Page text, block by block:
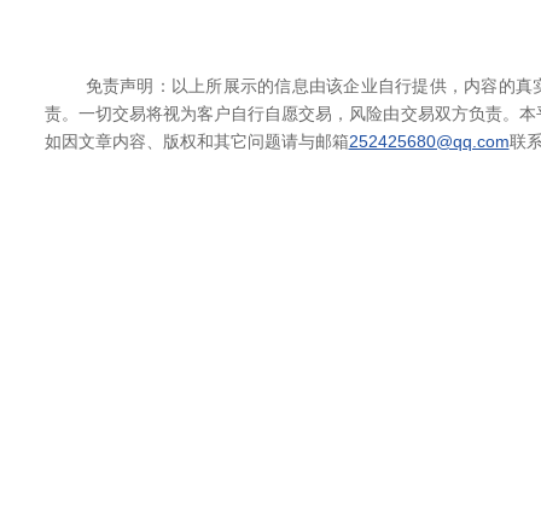
免责声明：以上所展示的信息由该企业自行提供，内容的真
责。一切交易将视为客户自行自愿交易，风险由交易双方负责。
如因文章内容、版权和其它问题请与邮箱252425680@qq.com联